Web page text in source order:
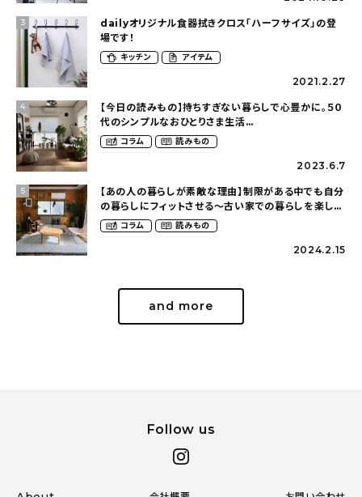
3
dailyオリジナル食器拭きクロス「ハーフサイズ」の登
場です！
キッチン アイテム
2021.2.27
4
【今日の読みもの】持ちすぎない暮らしで心豊かに。５０
代のシンプルなおひとりさま生活
（ohitorisama_kurasiさん）
コラム 読みもの
2023.6.7
5
【あの人の暮らしが素敵な理由】制限がある中でも自分
の暮らしにフィットさせる〜古い家での暮らしを楽しむ
（idasanchiさん）
コラム 読みもの
2024.2.15
and more
Follow us